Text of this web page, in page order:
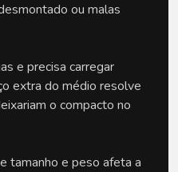
ou malas
e precisa carregar
extra do médio resolve
o compacto no
tamanho e peso afeta a